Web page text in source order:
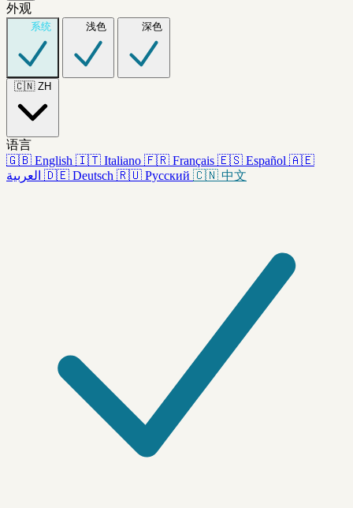
外观
系统 浅色 深色
🇨🇳 ZH
语言
🇬🇧 English 🇮🇹 Italiano 🇫🇷 Français 🇪🇸 Español 🇦🇪
العربية 🇩🇪 Deutsch 🇷🇺 Русский 🇨🇳 中文